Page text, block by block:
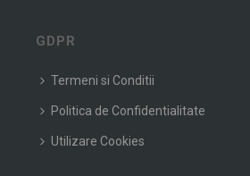
GDPR
Termeni si Conditii
Politica de Confidentialitate
Utilizare Cookies